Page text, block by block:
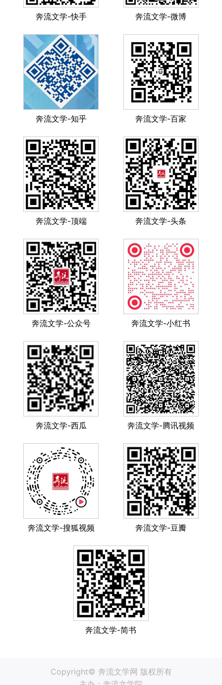
奔流文学-快手 奔流文学-微博
奔流文学-知乎 奔流文学-百家
奔流文学-顶端 奔流文学-头条
奔流文学-公众号 奔流文学-小红书
奔流文学-西瓜 奔流文学-腾讯视频
奔流文学-搜狐视频 奔流文学-豆瓣
奔流文学-简书
Copyright© 奔流文学网 版权所有